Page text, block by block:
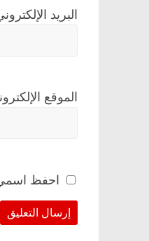
البريد
الموقع
احفظ